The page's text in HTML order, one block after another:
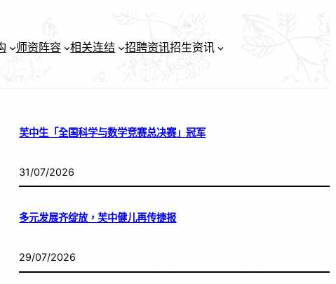
师资阵容 相关连结 招聘资讯招生资讯
芙中生「全国科学与数学竞赛总决赛」冠军
31/07/2026
多元发展齐绽放，芙中健儿再传捷报
29/07/2026